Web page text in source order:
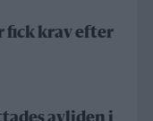
fick krav efter